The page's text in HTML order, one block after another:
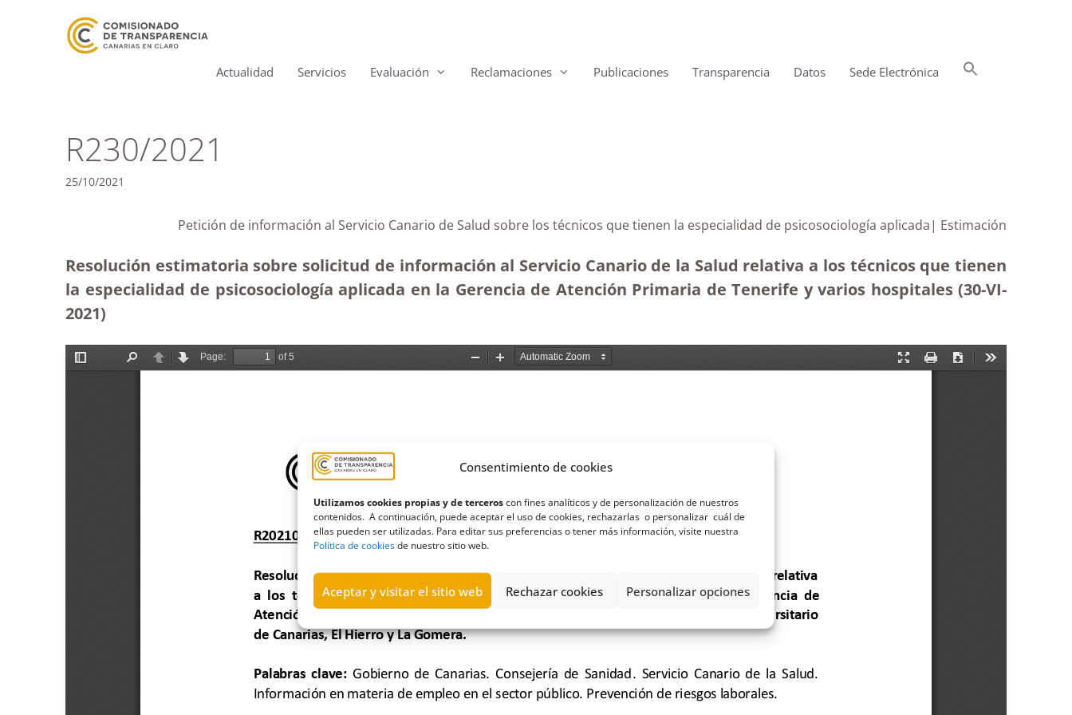
Consentimiento de cookies
Utilizamos cookies propias y de terceroscon fines analíticos y de personalización de nuestros
contenidos. A continuación, puede aceptar el uso de cookies, rechazarlas o personalizar cuál de
ellas pueden ser utilizadas. Para editar sus preferencias o tener más información, visite nuestra
Política de cookiesde nuestro sitio web.
Aceptar y visitar el sitio web Rechazar cookies Personalizar opciones
Actualidad Servicios Evaluación Reclamaciones Publicaciones Transparencia Datos Sede Electrónica
R230/2021
25/10/2021
Petición de información al Servicio Canario de Salud sobre los técnicos que tienen la especialidad de psicosociología aplicada| Estimación
Resolución estimatoria sobre solicitud de información al Servicio Canario de la Salud relativa a los técnicos que tienen
la especialidad de psicosociología aplicada en la Gerencia de Atención Primaria de Tenerife y varios hospitales (30-VI-
2021)